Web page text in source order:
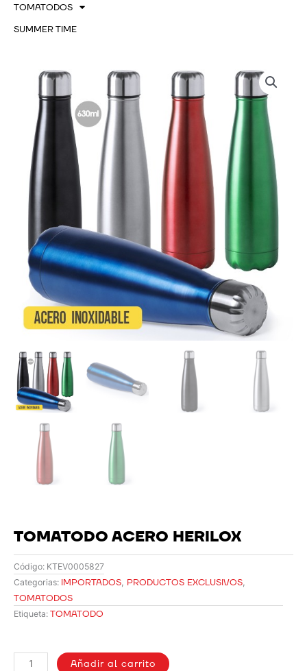
TOMATODOS
SUMMER TIME
TOMATODO ACERO HERILOX
Código: KTEV0005827
Categorias: IMPORTADOS PRODUCTOS EXCLUSIVOS
TOMATODOS
Etiqueta: TOMATODO
ACERO
Añadir al carrito